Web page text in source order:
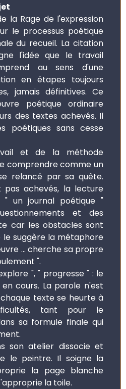
la Rage de l'expression
le processus poétique
du recueil. La citation
l'idée que le travail
au sens d'une
en étapes toujours
jamais définitives. Ce
poétique ordinaire
des textes achevés. Il
poétiques sans cesse
et de la méthode
comprendre comme un
relancé par sa quête.
pas achevés, la lecture
" un journal poétique "
et des
car les obstacles sont
le suggère la métaphore
... cherche sa propre
".
", " progresse " : le
cours. La parole n'est
texte se heurte à
tant pour le
sa formule finale qui
son atelier dissocie et
le peintre. Il soigne la
la page blanche
la toile.